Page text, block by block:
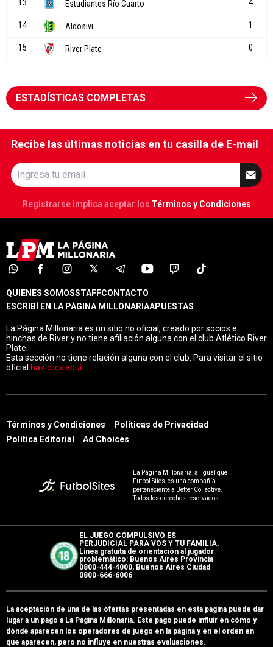
ESTADÍSTICAS COMPLETAS
Recibe las últimas noticias en tu casilla de E-mail
Registrarse implica aceptar los Términos y Condiciones
QUIENES SOMOSSTAFFCONTACTO
ESCRIBÍ EN LA PÁGINA MILLONARIAAPUESTAS
La Página Millonaria es un sitio no oficial, creado por socios e
hinchas de River y no tiene afiliación alguna con el club Atlético River
Plate.
Esta sección no tiene relación alguna con el club. Para visitar el sitio
oficial haz click aquí
Términos y Condiciones
Políticas de Privacidad
Política Editorial
Ad Choices
La Página Millonaria, al igual que
Futbol Sites, es una compañía
perteneciente a Better Collective.
Todos los derechos reservados.
EL JUEGO COMPULSIVO ES
PERJUDICIAL PARA VOS Y TU FAMILIA,
Línea gratuita de orientación al jugador
problemático: Buenos Aires Provincia
0800-444-4000, Buenos Aires Ciudad
0800-666-6006
La aceptación de una de las ofertas presentadas en esta página puede dar
lugar a un pago a La Página Millonaria. Este pago puede influir en cómo y
dónde aparecen los operadores de juego en la página y en el orden en
que aparecen, pero no influye en nuestras evaluaciones.